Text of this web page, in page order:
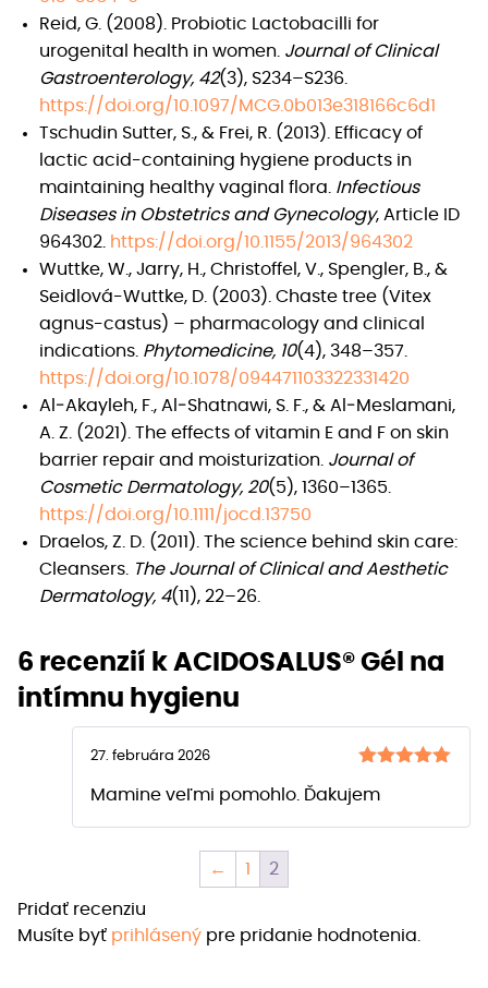
Reid, G. (2008). Probiotic Lactobacilli for
urogenital health in women. Journal of Clinical
Gastroenterology, 42(3), S234–S236.
https://doi.org/10.1097/MCG.0b013e318166c6d1
Tschudin Sutter, S., & Frei, R. (2013). Efficacy of
lactic acid-containing hygiene products in
maintaining healthy vaginal flora. Infectious
Diseases in Obstetrics and Gynecology, Article ID
964302. https://doi.org/10.1155/2013/964302
Wuttke, W., Jarry, H., Christoffel, V., Spengler, B., &
Seidlová-Wuttke, D. (2003). Chaste tree (Vitex
agnus-castus) – pharmacology and clinical
indications. Phytomedicine, 10(4), 348–357.
https://doi.org/10.1078/094471103322331420
Al‐Akayleh, F., Al‐Shatnawi, S. F., & Al‐Meslamani,
A. Z. (2021). The effects of vitamin E and F on skin
barrier repair and moisturization. Journal of
Cosmetic Dermatology, 20(5), 1360–1365.
https://doi.org/10.1111/jocd.13750
Draelos, Z. D. (2011). The science behind skin care:
Cleansers.
The Journal of Clinical and Aesthetic
Dermatology, 4(11), 22–26.
6 recenzií k ACIDOSALUS® Gél na
intímnu hygienu
5z 5
27. februára 2026
Mamine veľmi pomohlo. Ďakujem
← 1 2
Pridať recenziu
Musíte byť prihlásený pre pridanie hodnotenia.